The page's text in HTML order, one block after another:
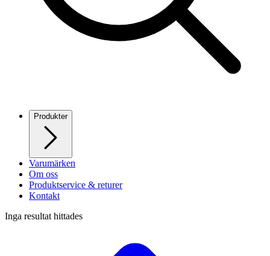
Produkter
Varumärken
Om oss
Produktservice & returer
Kontakt
Inga resultat hittades